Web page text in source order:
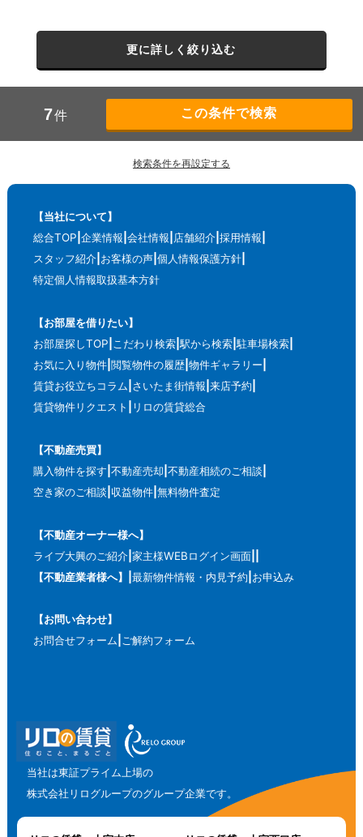
更に詳しく絞り込む
7件
検索条件を再設定する
【当社について】
総合TOP 企業情報 会社情報 店舗紹介 採用情報
スタッフ紹介 お客様の声 個人情報保護方針
特定個人情報取扱基本方針
【お部屋を借りたい】
お部屋探しTOP こだわり検索 駅から検索 駐車場検索
お気に入り物件 閲覧物件の履歴 物件ギャラリー
賃貸お役立ちコラム さいたま街情報 来店予約
賃貸物件リクエスト
リロの賃貸総合
【不動産売買】
購入物件を探す 不動産売却 不動産相続のご相談
空き家のご相談 収益物件 無料物件査定
【不動産オーナー様へ】
ライブ大興のご紹介 家主様WEBログイン画面
【不動産業者様へ】
最新物件情報・内見予約 お申込み
【お問い合わせ】
お問合せフォーム ご解約フォーム
当社は東証プライム上場の
株式会社リログループのグループ企業です。